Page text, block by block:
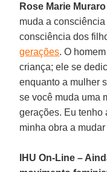
Rose Marie
muda a
consciência dos
gerações. O
criança; ele se
enquanto a mulher
se você muda uma
gerações. Eu tenho
minha obra a
IHU On-Line –